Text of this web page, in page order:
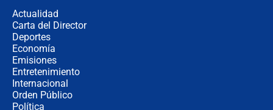
Actualidad
Carta del Director
Deportes
Economía
Emisiones
Entretenimiento
Internacional
Orden Público
Política